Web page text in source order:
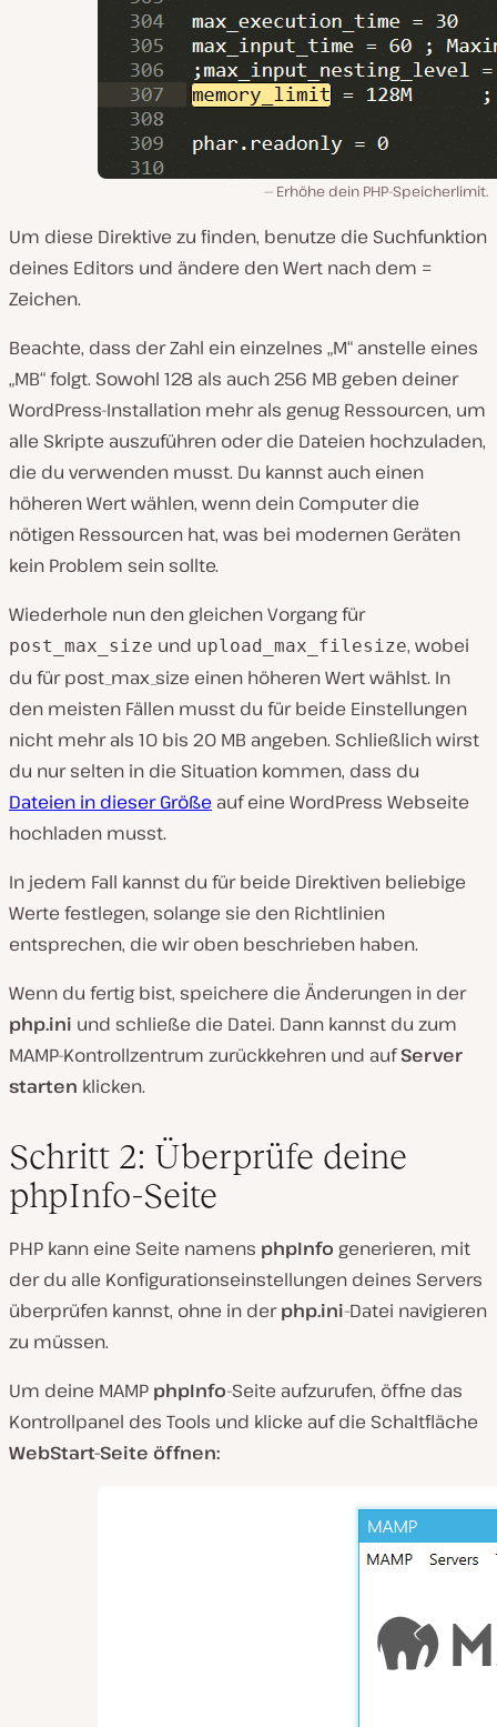
Erhöhe dein PHP-Speicherlimit.
Um diese Direktive zu finden, benutze die Suchfunktion
deines Editors und ändere den Wert nach dem =
Zeichen.
Beachte, dass der Zahl ein einzelnes „M“ anstelle eines
„MB“ folgt. Sowohl 128 als auch 256 MB geben deiner
WordPress-Installation mehr als genug Ressourcen, um
alle Skripte auszuführen oder die Dateien hochzuladen,
die du verwenden musst. Du kannst auch einen
höheren Wert wählen, wenn dein Computer die
nötigen Ressourcen hat, was bei modernen Geräten
kein Problem sein sollte.
Wiederhole nun den gleichen Vorgang für
post_max_size und upload_max_filesize, wobei
du für post_max_size einen höheren Wert wählst. In
den meisten Fällen musst du für beide Einstellungen
nicht mehr als 10 bis 20 MB angeben. Schließlich wirst
du nur selten in die Situation kommen, dass du
Dateien in dieser Größe auf eine WordPress Webseite
hochladen musst.
In jedem Fall kannst du für beide Direktiven beliebige
Werte festlegen, solange sie den Richtlinien
entsprechen, die wir oben beschrieben haben.
Wenn du fertig bist, speichere die Änderungen in der
php.ini und schließe die Datei. Dann kannst du zum
MAMP-Kontrollzentrum zurückkehren und aufServer
starten klicken.
Schritt 2: Überprüfe deine
phpInfo-Seite
PHP kann eine Seite namens phpInfo generieren, mit
der du alle Konfigurationseinstellungen deines Servers
überprüfen kannst, ohne in derphp.ini-Datei navigieren
zu müssen.
Um deine MAMP phpInfo-Seite aufzurufen, öffne das
Kontrollpanel des Tools und klicke auf die Schaltfläche
WebStart-Seite öffnen: